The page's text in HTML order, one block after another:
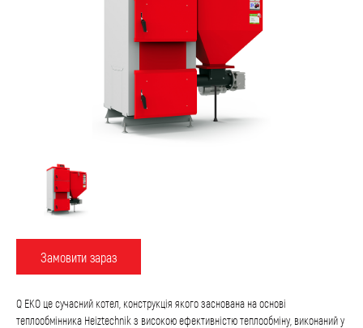
Замовити зараз
Q EKO це сучасний котел, конструкція якого заснована на основі
теплообмінника Heiztechnik з високою ефективністю теплообміну, виконаний у